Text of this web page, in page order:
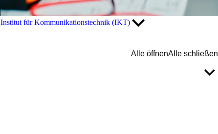
Institut für Kommunikationstechnik (IKT)
Alle öffnenAlle schließen